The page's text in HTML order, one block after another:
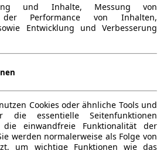
und Inhalte, Messung von
Performance von Inhalten,
Entwicklung und Verbesserung
Cookies oder ähnliche Tools und
die essentielle Seitenfunktionen
einwandfreie Funktionalität der
werden normalerweise als Folge von
um wichtige Funktionen wie das